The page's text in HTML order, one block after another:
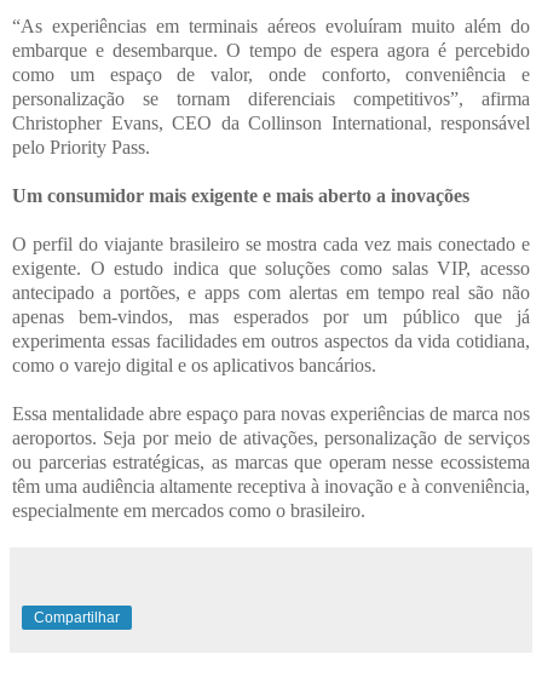
“As experiências em terminais aéreos evoluíram muito além do
embarque e desembarque. O tempo de espera agora é percebido
como um espaço de valor, onde conforto, conveniência e
personalização se tornam diferenciais competitivos”, afirma
Christopher Evans, CEO da Collinson International, responsável
pelo Priority Pass.
Um consumidor mais exigente e mais aberto a inovações
O perfil do viajante brasileiro se mostra cada vez mais conectado e
exigente. O estudo indica que soluções como salas VIP, acesso
antecipado a portões, e apps com alertas em tempo real são não
apenas bem-vindos, mas esperados por um público que já
experimenta essas facilidades em outros aspectos da vida cotidiana,
como o varejo digital e os aplicativos bancários.
Essa mentalidade abre espaço para novas experiências de marca nos
aeroportos. Seja por meio de ativações, personalização de serviços
ou parcerias estratégicas, as marcas que operam nesse ecossistema
têm uma audiência altamente receptiva à inovação e à conveniência,
especialmente em mercados como o brasileiro.
Compartilhar